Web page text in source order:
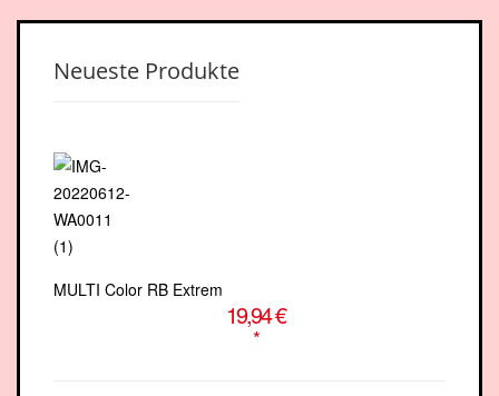
Neueste Produkte
MULTI Color RB Extrem
19,94 €
*